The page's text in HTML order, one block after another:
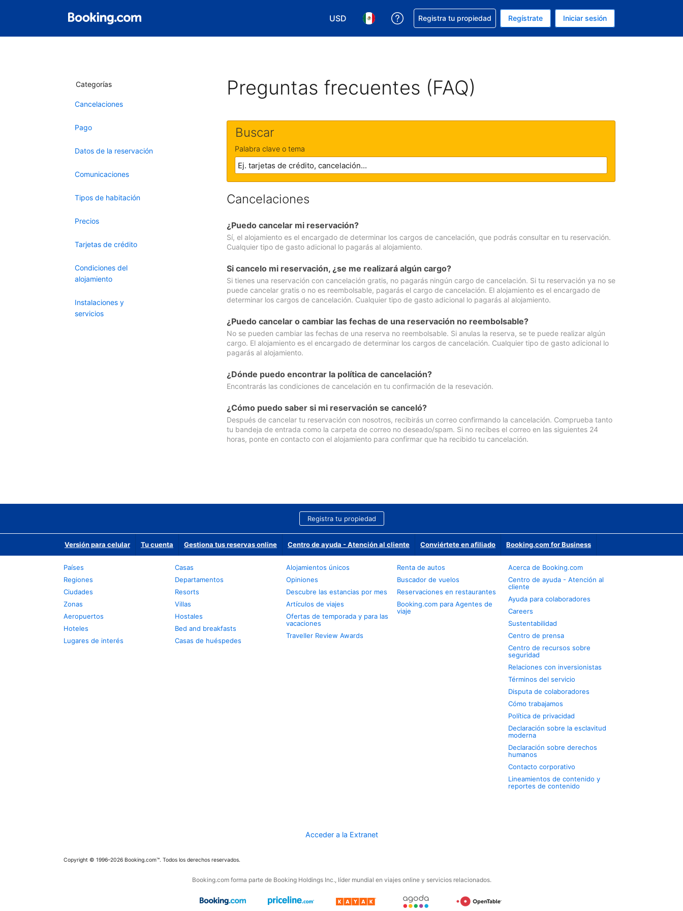
USD
Elegir tu moneda. Tu moneda actual es Dólar de EEUU
Elegir el idioma que prefieres. Tu idioma actual es Español (México)
Obtener ayuda con la reservación
Registra tu propiedad Regístrate Iniciar sesión
Categorías
Cancelaciones
Pago
Datos de la reservación
Comunicaciones
Tipos de habitación
Precios
Tarjetas de crédito
Condiciones del
alojamiento
Instalaciones y
servicios
Preguntas frecuentes (FAQ)
Buscar
Palabra clave o tema
Cancelaciones
¿Puedo cancelar mi reservación?
Sí, el alojamiento es el encargado de determinar los cargos de cancelación, que podrás consultar en tu reservación.
Cualquier tipo de gasto adicional lo pagarás al alojamiento.
Si cancelo mi reservación, ¿se me realizará algún cargo?
Si tienes una reservación con cancelación gratis, no pagarás ningún cargo de cancelación. Si tu reservación ya no se
puede cancelar gratis o no es reembolsable, pagarás el cargo de cancelación. El alojamiento es el encargado de
determinar los cargos de cancelación. Cualquier tipo de gasto adicional lo pagarás al alojamiento.
¿Puedo cancelar o cambiar las fechas de una reservación no reembolsable?
No se pueden cambiar las fechas de una reserva no reembolsable. Si anulas la reserva, se te puede realizar algún
cargo. El alojamiento es el encargado de determinar los cargos de cancelación. Cualquier tipo de gasto adicional lo
pagarás al alojamiento.
¿Dónde puedo encontrar la política de cancelación?
Encontrarás las condiciones de cancelación en tu confirmación de la resevación.
¿Cómo puedo saber si mi reservación se canceló?
Después de cancelar tu reservación con nosotros, recibirás un correo confirmando la cancelación. Comprueba tanto
tu bandeja de entrada como la carpeta de correo no deseado/spam. Si no recibes el correo en las siguientes 24
horas, ponte en contacto con el alojamiento para confirmar que ha recibido tu cancelación.
Registra tu propiedad
Versión para celular Tu cuenta Gestiona tus reservas online Centro de ayuda - Atención al cliente Conviértete en afiliado Booking.com for Business
Países
Regiones
Ciudades
Zonas
Aeropuertos
Hoteles
Lugares de interés
Casas
Departamentos
Resorts
Villas
Hostales
Bed and breakfasts
Casas de huéspedes
Alojamientos únicos
Opiniones
Descubre las estancias por mes
Artículos de viajes
Ofertas de temporada y para las
vacaciones
Traveller Review Awards
Renta de autos
Buscador de vuelos
Reservaciones en restaurantes
Booking.com para Agentes de
viaje
Acerca de Booking.com
Centro de ayuda - Atención al
cliente
Ayuda para colaboradores
Careers
Sustentabilidad
Centro de prensa
Centro de recursos sobre
seguridad
Relaciones con inversionistas
Términos del servicio
Disputa de colaboradores
Cómo trabajamos
Política de privacidad
Declaración sobre la esclavitud
moderna
Declaración sobre derechos
humanos
Contacto corporativo
Lineamientos de contenido y
reportes de contenido
Acceder a la Extranet
Copyright © 1996–2026 Booking.com™. Todos los derechos reservados.
Booking.com forma parte de Booking Holdings Inc., líder mundial en viajes online y servicios relacionados.